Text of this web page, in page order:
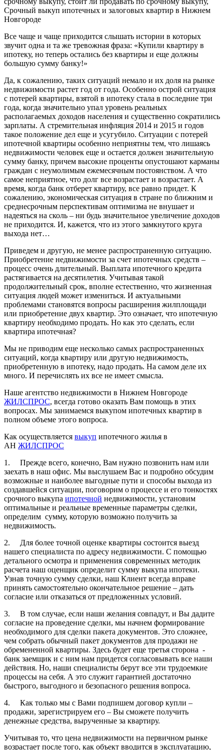
Все чаще и чаще приходится слышать истории в которых
звучит одна и та же тревожная фраза: «Купили квартиру в
ипотеку, но теперь остались без квартиры и еще должны
большую сумму банку!»
Да, к сожалению, таких ситуаций немало и их доля на рынке
недвижимости растет год от года. Особенно острой ситуация
с потерей квартиры, взятой в ипотеку стала в последние три
года, когда значительно упал уровень реальных
располагаемых доходов населения и существенно сократились
зарплаты. А стремительная инфляция 2014 и 2015 и годов
такое положение дел еще и усугубило. Ситуации с потерей
ипотечной квартиры особенно неприятны тем, что лишаясь
недвижимости человек еще и остается должен значительную
сумму банку, причем высокие проценты опустошают карманы
граждан с неумолимым ежемесячным постоянством. А что
самое неприятное, что долг все возрастает и возрастает. А
время, когда банк отберет квартиру, все равно придет. К
сожалению, экономическая ситуация в стране по ближним и
среднесрочным перспективам оптимизма не внушает и
надеяться на сколь – ни будь значительное увеличение доходов
не приходится. И, кажется, что из этого замкнутого круга
выхода нет…
Приведем и другую, не менее распространенную ситуацию.
Приобретение недвижимости за счет ипотечных средств –
процесс очень длительный. Выплата ипотечного кредита
растягивается на десятилетия. Учитывая такой
продолжительный срок, вполне естественно, что жизненная
ситуация людей может измениться. И актуальными
проблемами становятся вопросы расширения жилплощади
или приобретение двух квартир. Это означает, что ипотечную
квартиру необходимо продать. Но как это сделать, если
квартира ипотечная?
Мы не приводим еще несколько самых распространенных
ситуаций, когда квартиру или другую недвижимость,
приобретенную в ипотеку, надо продать. На самом деле их
много. И перечислять их все не имеет смысла.
Наше агентство недвижимости в Нижнем Новгороде
ЖИЛСПРОС, всегда готово оказать Вам помощь в этих
вопросах. Мы занимаемся выкупом ипотечных квартир в
полном объеме этого вопроса.
Как осуществляется выкуп ипотечного жилья в
АН ЖИЛСПРОС
1. Прежде всего, конечно, Вам нужно позвонить нам или
заехать в наш офис. Мы выслушаем Вас и подробно обсудим
возможные и наиболее выгодные пути и способы выхода из
создавшейся ситуации, поговорим о процессе и его тонкостях
срочного выкупа ипотечной недвижимости, установим
оптимальные и реальные временные параметры сделки,
определим сумму, которую возможно получить за
недвижимость.
2. Для более точной оценке квартиры состоится выезд
нашего специалиста по адресу недвижимости. С помощью
детального осмотра и применения современных методик
расчета наш оценщик определит сумму выкупа ипотеки.
Узнав точную сумму сделки, наш Клиент всегда вправе
принять самостоятельно окончательное решение – дать
согласие или отказаться от предложенных условий.
3. В том случае, если наши желания совпадут, и Вы дадите
согласие на проведение сделки, мы начнем формирование
необходимого для сделки пакета документов. Это сложнее,
чем собрать обычный пакет документов для продажи не
обремененной квартиры. Здесь будет еще третья сторона -
банк заемщик и с ним нам придется согласовывать все наши
действия. Но, наши специалисты берут все эти трудоемкие
процессы на себя. А это служит гарантией достаточно
быстрого, выгодного и безопасного решения вопроса.
4. Как только мы с Вами подпишем договор купли –
продажи, зарегистрируем его – Вы сможете получить
денежные средства, вырученные за квартиру.
Учитывая то, что цена недвижимости на первичном рынке
возрастает после того, как объект вводится в эксплуатацию,